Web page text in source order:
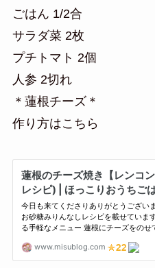
ごはん 1/2合
サラダ菜 2枚
プチトマト 2個
人参 2切れ
＊蓮根チーズ＊
作り方はこちら